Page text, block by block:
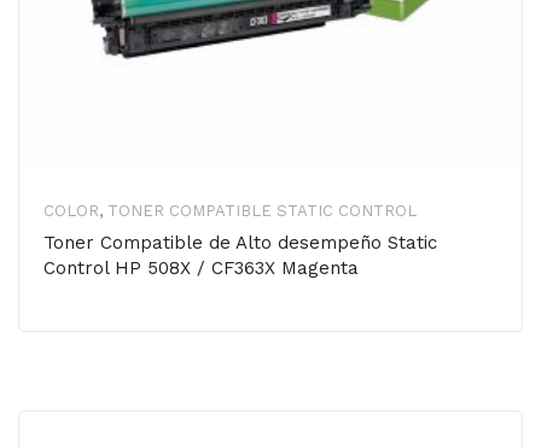
COLOR, TONER COMPATIBLE STATIC CONTROL
Toner Compatible de Alto desempeño Static
Control HP 508X / CF363X Magenta